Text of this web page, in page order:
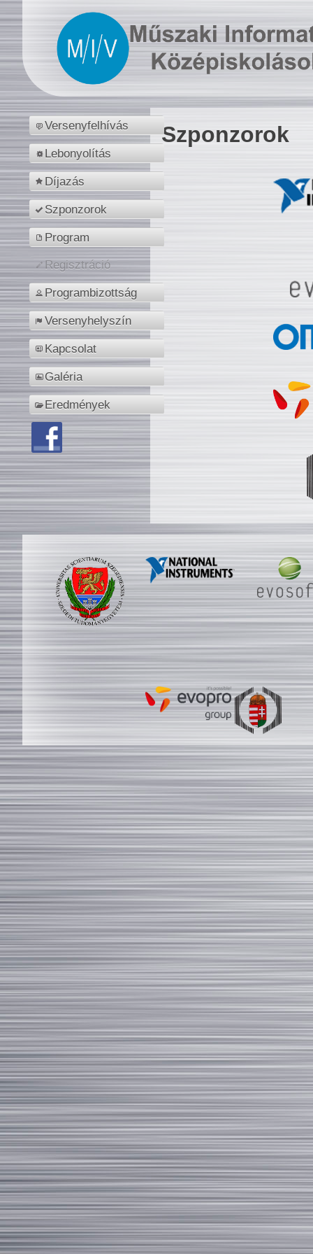
Versenyfelhívás
Lebonyolítás
Díjazás
Szponzorok
Program
Regisztráció
Programbizottság
Versenyhelyszín
Kapcsolat
Galéria
Eredmények
Szponzorok